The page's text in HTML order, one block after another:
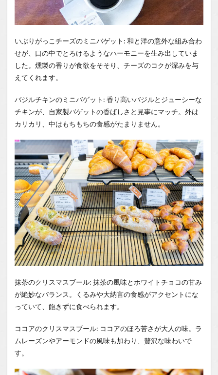
You
Tubeチ
ャンネ
いぶりがっこチーズのミニバゲット: 和と洋の意外な組み合わ
せが、口の中でとろけるようなハーモニーを生み出していま
した。燻製の香りが食欲をそそり、チーズのコクが深みを与
えてくれます。
バジルチキンのミニバゲット: 香り高いバジルとジューシーな
チキンが、自家製バゲットの香ばしさと見事にマッチ。外は
カリカリ、中はもちもちの食感がたまりません。
抹茶のクリスマスブール: 抹茶の風味とホワイトチョコの甘み
が絶妙なバランス。くるみや大納言の食感がアクセントにな
っていて、飽きずに食べられます。
ココアのクリスマスブール: ココアのほろ苦さが大人の味。ラ
ムレーズンやアーモンドの風味も加わり、贅沢な味わいで
す。